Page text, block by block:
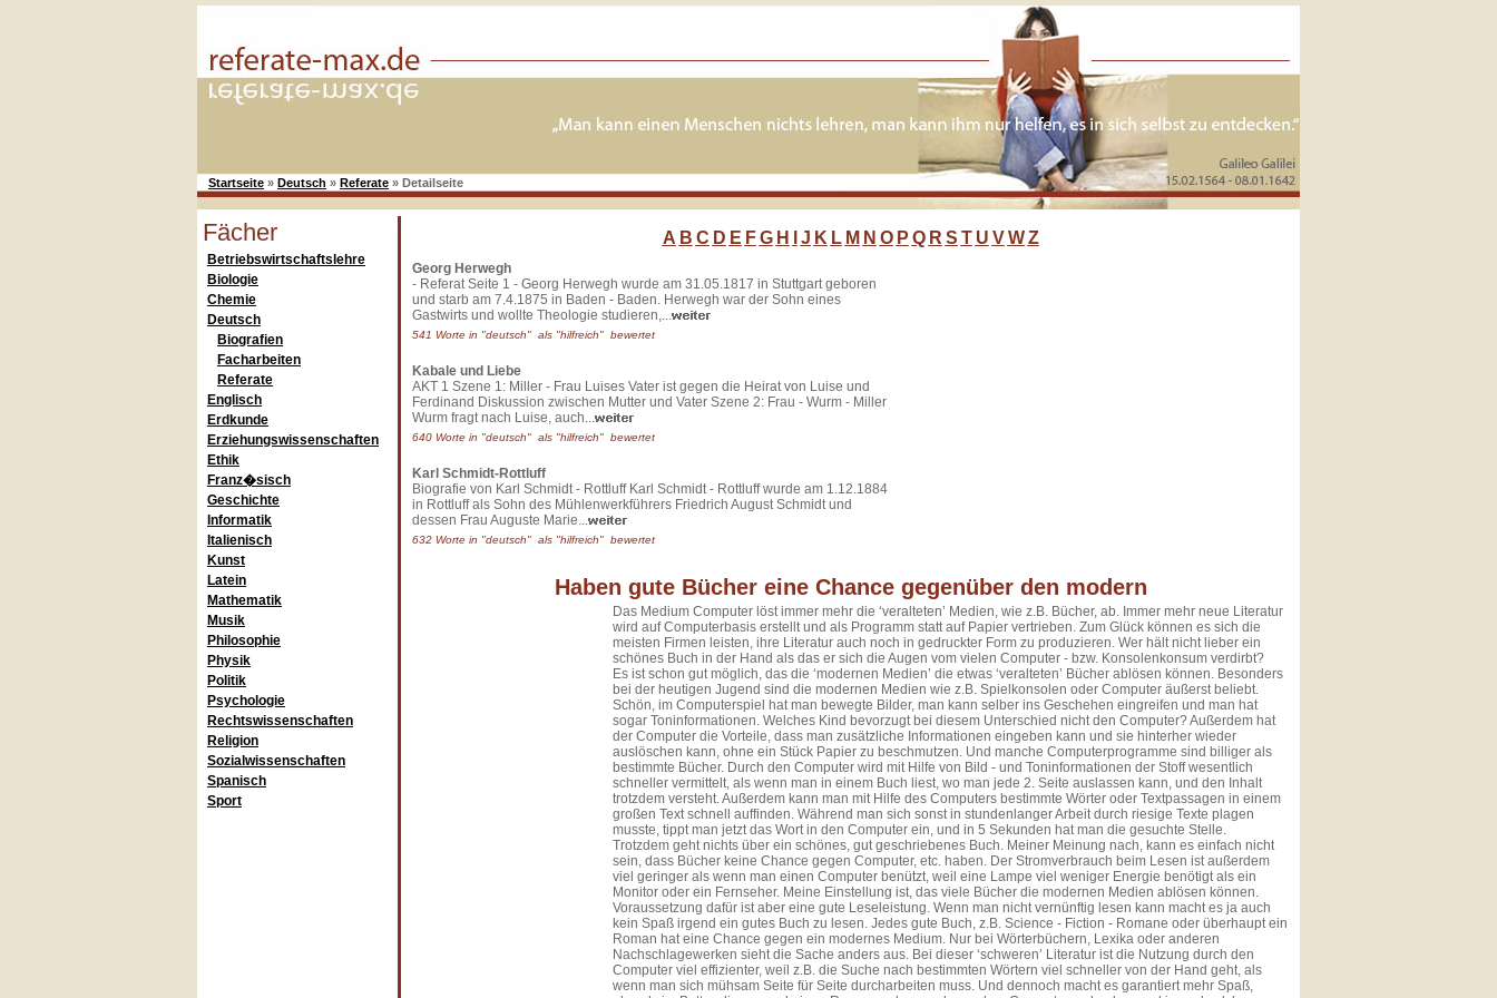
Startseite » Deutsch » Referate » Detailseite
Fächer
Betriebswirtschaftslehre
Biologie
Chemie
Deutsch
Biografien
Facharbeiten
Referate
Englisch
Erdkunde
Erziehungswissenschaften
Ethik
Franz�sisch
Geschichte
Informatik
Italienisch
Kunst
Latein
Mathematik
Musik
Philosophie
Physik
Politik
Psychologie
Rechtswissenschaften
Religion
Sozialwissenschaften
Spanisch
Sport
A B C D E F G H J K L M N O P Q R S T U V W Z
Georg Herwegh
- Referat Seite 1 - Georg Herwegh wurde am 31.05.1817 in Stuttgart geboren
und starb am 7.4.1875 in Baden - Baden. Herwegh war der Sohn eines
Gastwirts und wollte Theologie studieren,...
541 Worte in "deutsch" als "hilfreich" bewertet
Kabale und Liebe
AKT 1 Szene 1: Miller - Frau Luises Vater ist gegen die Heirat von Luise und
Ferdinand Diskussion zwischen Mutter und Vater Szene 2: Frau - Wurm - Miller
Wurm fragt nach Luise, auch...
640 Worte in "deutsch" als "hilfreich" bewertet
Karl Schmidt-Rottluff
Biografie von Karl Schmidt - Rottluff Karl Schmidt - Rottluff wurde am 1.12.1884
in Rottluff als Sohn des Mühlenwerkführers Friedrich August Schmidt und
dessen Frau Auguste Marie...
632 Worte in "deutsch" als "hilfreich" bewertet
Haben gute Bücher eine Chance gegenüber den modern
Das Medium Computer löst immer mehr die ‘veralteten’ Medien, wie z.B. Bücher, ab. Immer mehr neue Literatur
wird auf Computerbasis erstellt und als Programm statt auf Papier vertrieben. Zum Glück können es sich die
meisten Firmen leisten, ihre Literatur auch noch in gedruckter Form zu produzieren. Wer hält nicht lieber ein
schönes Buch in der Hand als das er sich die Augen vom vielen Computer - bzw. Konsolenkonsum verdirbt?
Es ist schon gut möglich, das die ‘modernen Medien’ die etwas ‘veralteten’ Bücher ablösen können. Besonders
bei der heutigen Jugend sind die modernen Medien wie z.B. Spielkonsolen oder Computer äußerst beliebt.
Schön, im Computerspiel hat man bewegte Bilder, man kann selber ins Geschehen eingreifen und man hat
sogar Toninformationen. Welches Kind bevorzugt bei diesem Unterschied nicht den Computer? Außerdem hat
der Computer die Vorteile, dass man zusätzliche Informationen eingeben kann und sie hinterher wieder
auslöschen kann, ohne ein Stück Papier zu beschmutzen. Und manche Computerprogramme sind billiger als
bestimmte Bücher. Durch den Computer wird mit Hilfe von Bild - und Toninformationen der Stoff wesentlich
schneller vermittelt, als wenn man in einem Buch liest, wo man jede 2. Seite auslassen kann, und den Inhalt
trotzdem versteht. Außerdem kann man mit Hilfe des Computers bestimmte Wörter oder Textpassagen in einem
großen Text schnell auffinden. Während man sich sonst in stundenlanger Arbeit durch riesige Texte plagen
musste, tippt man jetzt das Wort in den Computer ein, und in 5 Sekunden hat man die gesuchte Stelle.
Trotzdem geht nichts über ein schönes, gut geschriebenes Buch. Meiner Meinung nach, kann es einfach nicht
sein, dass Bücher keine Chance gegen Computer, etc. haben. Der Stromverbrauch beim Lesen ist außerdem
viel geringer als wenn man einen Computer benützt, weil eine Lampe viel weniger Energie benötigt als ein
Monitor oder ein Fernseher. Meine Einstellung ist, das viele Bücher die modernen Medien ablösen können.
Voraussetzung dafür ist aber eine gute Leseleistung. Wenn man nicht vernünftig lesen kann macht es ja auch
kein Spaß irgend ein gutes Buch zu lesen. Jedes gute Buch, z.B. Science - Fiction - Romane oder überhaupt ein
Roman hat eine Chance gegen ein modernes Medium. Nur bei Wörterbüchern, Lexika oder anderen
Nachschlagewerken sieht die Sache anders aus. Bei dieser ‘schweren’ Literatur ist die Nutzung durch den
Computer viel effizienter, weil z.B. die Suche nach bestimmten Wörtern viel schneller von der Hand geht, als
wenn man sich mühsam Seite für Seite durcharbeiten muss. Und dennoch macht es garantiert mehr Spaß,